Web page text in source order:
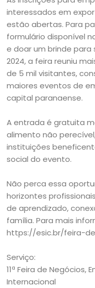
interessados em
estão abertas. Para
formulário disponível
e doar um brinde para
2024, a feira reuniu
de 5 mil visitantes,
maiores eventos de
capital paranaense.
A entrada é gratuita
alimento não
instituições
social do evento.
Não perca essa
horizontes
de aprendizado,
família. Para mais
https://esic.br/feira-
Serviço:
11ª Feira de Negócios,
Internacional